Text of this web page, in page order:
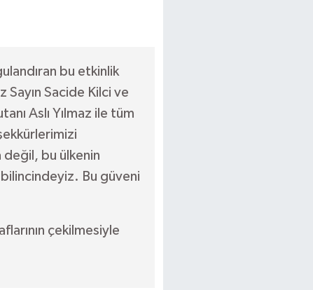
bu etkinlik
Sacide Kilci ve
Aslı Yılmaz ile tüm
bu ülkenin
bilincindeyiz. Bu güveni
çekilmesiyle